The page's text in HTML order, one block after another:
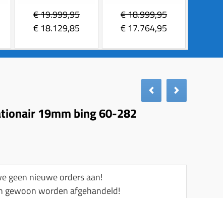
€19.999,95
€ 18.129,85
€18.999,95
€ 17.764,95
19mm bing 60-282
geen nieuwe orders aan!
gewoon worden afgehandeld!